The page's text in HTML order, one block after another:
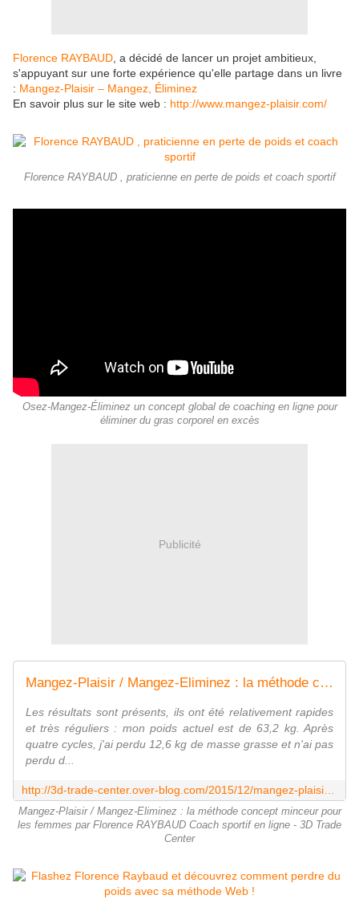
Florence RAYBAUD , a décidé de lancer un projet ambitieux,
s'appuyant sur une forte expérience qu'elle partage dans un livre
: Mangez-Plaisir – Mangez, Éliminez
En savoir plus sur le site web : http://www.mangez-plaisir.com/
Florence RAYBAUD , praticienne en perte de poids et coach sportif
Osez-Mangez-Éliminez un concept global de coaching en ligne pour
éliminer du gras corporel en excès
Publicité
Mangez-Plaisir / Mangez-Eliminez : la méthode concept minceur pour les femmes par Florence RAYBAUD Coach sportif en ligne - 3D Trade Center
Les résultats sont présents, ils ont été relativement rapides
et très réguliers : mon poids actuel est de 63,2 kg. Après
quatre cycles, j'ai perdu 12,6 kg de masse grasse et n'ai pas
perdu d...
Mangez-Plaisir / Mangez-Eliminez : la méthode concept minceur pour
les femmes par Florence RAYBAUD Coach sportif en ligne - 3D Trade
Center